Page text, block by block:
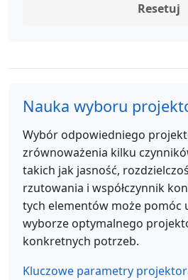
Resetuj
Nauka wyboru
Wybór odpowiedniego
zrównoważenia kilku
takich jak jasność,
rzutowania i współczynnik
tych elementów może pomóc
wyborze optymalnego
konkretnych potrzeb.
Kluczowe parametry